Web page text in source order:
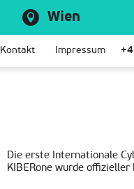
Wien
Kontakt Impressum
Die erste Internationale
KIBERone wurde